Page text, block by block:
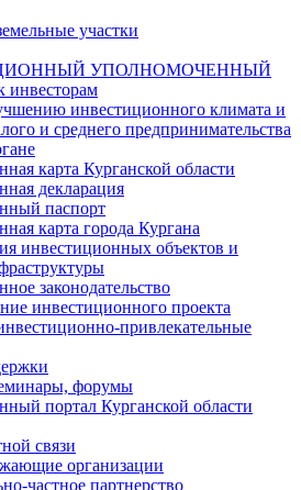
участки
УПОЛНОМОЧЕННЫЙ
инвесторам
инвестиционного климата и
и среднего предпринимательства
карта Курганской области
декларация
паспорт
карта города Кургана
инвестиционных объектов и
законодательство
инвестиционного проекта
привлекательные
форумы
портал Курганской области
связи
организации
частное партнерство